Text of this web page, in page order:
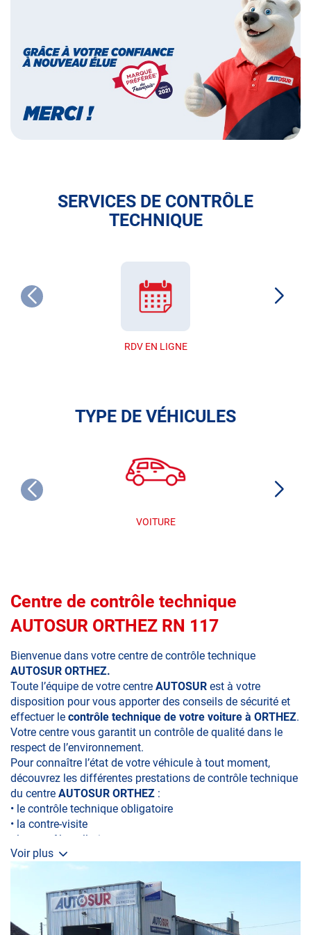
français
SERVICES DE CONTRÔLE
TECHNIQUE
RDV EN LIGNE
TYPE DE VÉHICULES
VOITURE
Centre de contrôle technique
AUTOSUR ORTHEZ RN 117
Bienvenue dans votre centre de contrôle technique
AUTOSUR ORTHEZ.
Toute l’équipe de votre centre AUTOSUR est à votre
disposition pour vous apporter des conseils de sécurité et
effectuer le contrôle technique de votre voiture à ORTHEZ.
Votre centre vous garantit un contrôle de qualité dans le
respect de l’environnement.
Pour connaître l’état de votre véhicule à tout moment,
découvrez les différentes prestations de contrôle technique
du centre AUTOSUR ORTHEZ :
• le contrôle technique obligatoire
• la contre-visite
• le contrôle pollution
• le contrôle des véhicules hybrides ou électriques
• le contrôle technique des véhicules GPL/Gaz*
• le pré-contrôle contrôle technique ou contrôle technique
volontaire / partiel)
N’attendez plus pour votre sécurité et faire vérifier votre
véhicule : Prenez RDV dans votre centre de contrôle
Voir plus